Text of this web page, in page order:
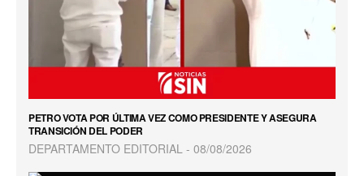
PETRO VOTA POR ÚLTIMA VEZ COMO PRESIDENTE Y ASEGURA
TRANSICIÓN DEL PODER
DEPARTAMENTO EDITORIAL 08/08/2026